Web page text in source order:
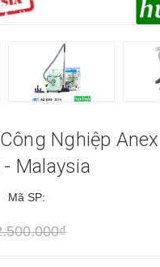
Nghiệp
Malaysia
Mã SP: